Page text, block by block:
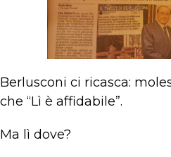
Berlusconi ci ricasca:
che “Lì è affidabile”.
Ma lì dove?